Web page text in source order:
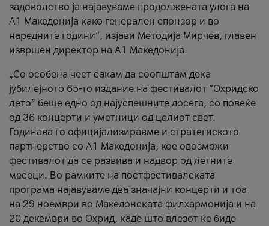
задоволство ја најавуваме продолжената улога на
A1 Македонија како генерален спонзор и во
наредните години“, изјави Методија Мирчев, главен
извршен директор на A1 Македонија.
„Со особена чест сакам да соопштам дека
јубилејното 65-то издание на фестивалот “Охридско
лето” беше едно од најуспешните досега, со повеќе
од 36 концерти и уметници од целиот свет.
Годинава го официјализиравме и стратегиското
партнерство со А1 Македонија, кое овозможи
фестивалот да се развива и надвор од летните
месеци. Во рамките на постфестивалската
програма најавуваме два значајни концерти и тоа
на 29 ноември во Македонската филхармонија и на
20 декември во Охрид, каде што влезот ќе биде